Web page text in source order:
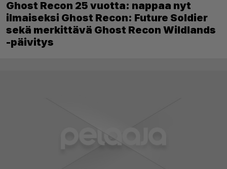
Ghost Recon 25 vuotta: nappaa nyt
ilmaiseksi Ghost Recon: Future Soldier
sekä merkittävä Ghost Recon Wildlands
-päivitys